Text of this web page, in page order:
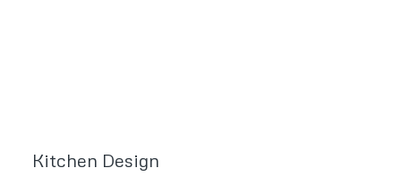
Kitchen Design